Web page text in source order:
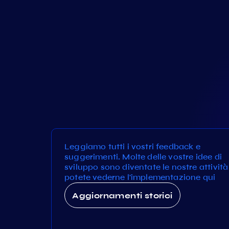
Leggiamo tutti i vostri feedback e
suggerimenti. Molte delle vostre idee di
sviluppo sono diventate le nostre
potete vederne l'implementazione qui
Aggiornamenti storici